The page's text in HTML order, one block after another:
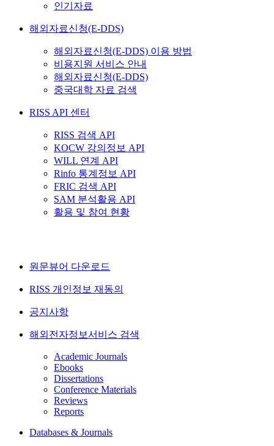
인기자료
해외자료신청(E-DDS)
해외자료신청(E-DDS) 이용 방법
비용지원 서비스 안내
해외자료신청(E-DDS)
중국대학 자료 검색
RISS API 센터
RISS 검색 API
KOCW 강의정보 API
WILL 연계 API
Rinfo 통계정보 API
FRIC 검색 API
SAM 분석활용 API
활용 및 참여 현황
원문뷰어 다운로드
RISS 개인정보 재동의
공지사항
해외전자정보서비스 검색
Academic Journals
Ebooks
Dissertations
Conference Materials
Reviews
Reports
Databases & Journals